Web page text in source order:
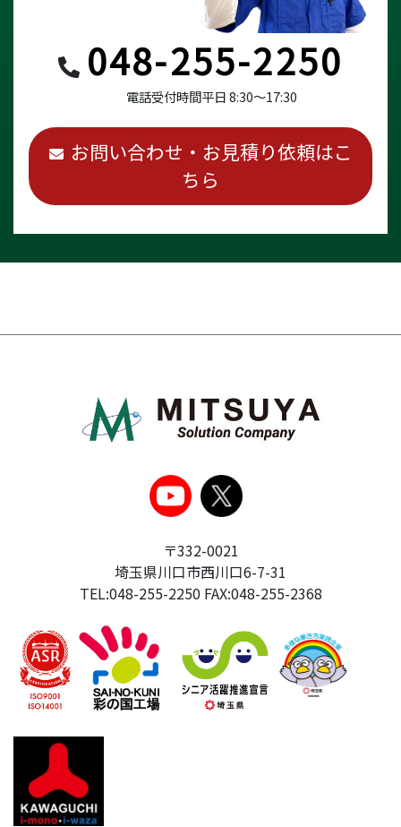
048-255-2250
電話受付時間平日 8:30～17:30
お問い合わせ・お見積り依頼はこ
ちら
〒332-0021
埼玉県川口市西川口6-7-31
TEL:048-255-2250 FAX:048-255-2368